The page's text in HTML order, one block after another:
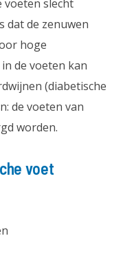
voeten slecht
dat de zenuwen
hoge
de voeten kan
(diabetische
de voeten van
worden.
voet